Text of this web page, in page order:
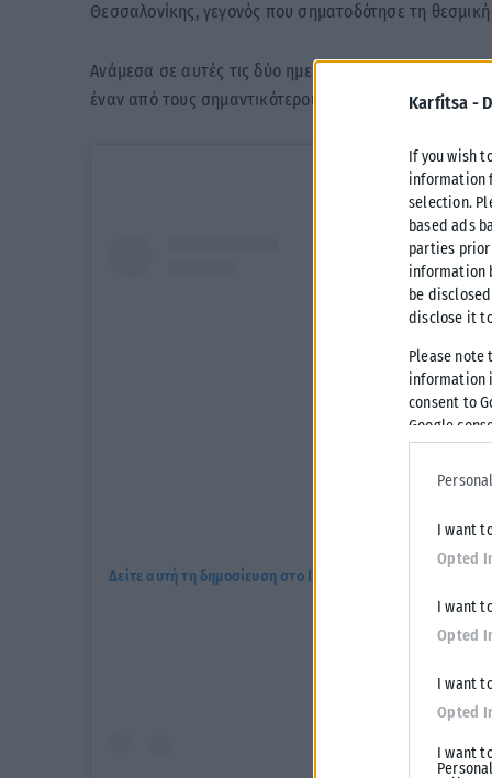
Karfitsa -
If you wish
information
selection.
based ads
parties
information
be
disclose it
Please note
information
consent to
Google
I want
Opted
I want
Opted
I want
Opted
I want
Θεσσαλονίκης, γεγονός που σηματοδότησε τη
Ανάμεσα σε αυτές τις δύο ημερομηνίες τοποθετείται
έναν από τους σημαντικότερους αθλητικούς
Δείτε αυτή τη δημοσίευση στο Instagram.